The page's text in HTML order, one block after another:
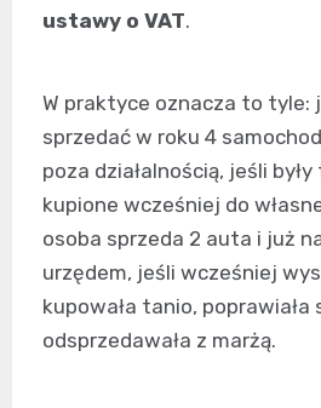
ustawy o VAT.
W praktyce oznacza to tyle:
sprzedać w roku 4
poza działalnością, jeśli
kupione wcześniej do
osoba sprzeda 2 auta i już
urzędem, jeśli wcześniej
kupowała tanio,
odsprzedawała z marżą.